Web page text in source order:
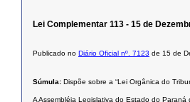
Lei Complementar 113 - 15 de
Publicado no Diário Oficial nº. 7123 de 15 de
Súmula: Dispõe sobre a “Lei Orgânica do
A Assembléia Legislativa do Estado do